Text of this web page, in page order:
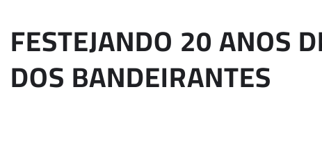
FESTEJANDO 20 ANOS
DOS BANDEIRANTES